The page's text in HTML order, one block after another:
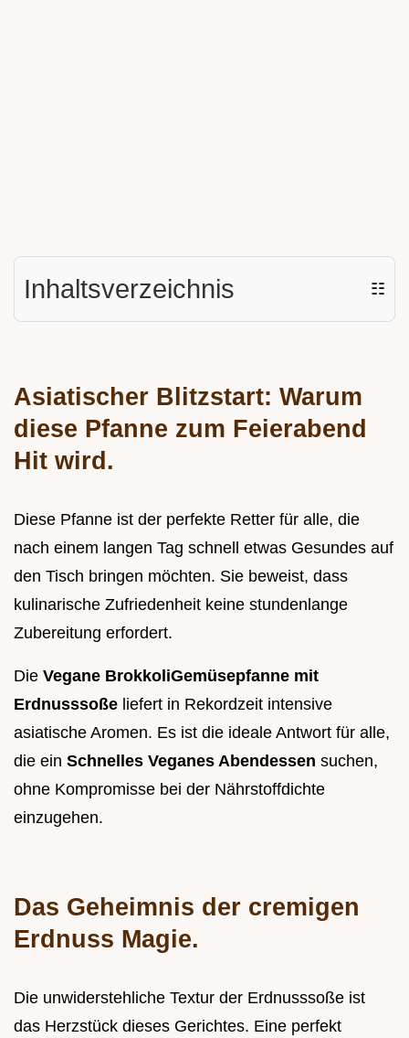
Inhaltsverzeichnis ☷
Asiatischer Blitzstart: Warum
diese Pfanne zum Feierabend
Hit wird.
Diese Pfanne ist der perfekte Retter für alle, die
nach einem langen Tag schnell etwas Gesundes auf
den Tisch bringen möchten. Sie beweist, dass
kulinarische Zufriedenheit keine stundenlange
Zubereitung erfordert.
Die Vegane BrokkoliGemüsepfanne mit
Erdnusssoße liefert in Rekordzeit intensive
asiatische Aromen. Es ist die ideale Antwort für alle,
die ein Schnelles Veganes Abendessen suchen,
ohne Kompromisse bei der Nährstoffdichte
einzugehen.
Das Geheimnis der cremigen
Erdnuss Magie.
Die unwiderstehliche Textur der Erdnusssoße ist
das Herzstück dieses Gerichtes. Eine perfekt